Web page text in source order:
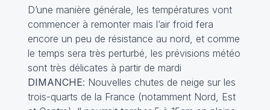
D’une manière générale, les températures vont
commencer à remonter mais l’air froid fera
encore un peu de résistance au nord, et comme
le temps sera très perturbé, les prévisions météo
sont très délicates à partir de mardi
DIMANCHE: Nouvelles chutes de neige sur les
trois-quarts de la France (notamment Nord, Est